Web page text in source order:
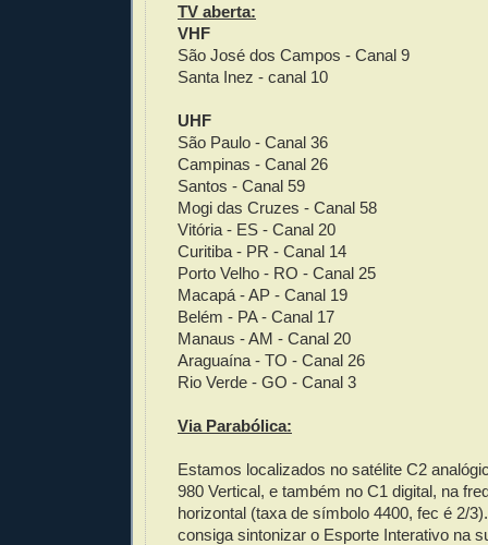
TV aberta:
VHF
São José dos Campos - Canal 9
Santa Inez - canal 10
UHF
São Paulo - Canal 36
Campinas - Canal 26
Santos - Canal 59
Mogi das Cruzes - Canal 58
Vitória - ES - Canal 20
Curitiba - PR - Canal 14
Porto Velho - RO - Canal 25
Macapá - AP - Canal 19
Belém - PA - Canal 17
Manaus - AM - Canal 20
Araguaína - TO - Canal 26
Rio Verde - GO - Canal 3
Via Parabólica:
Estamos localizados no satélite C2
980 Vertical, e também no C1 digital, na
horizontal (taxa de símbolo 4400, fec é 2/
consiga sintonizar o Esporte Interativo na